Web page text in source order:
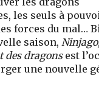
les seuls à
forces du mal…
saison,
des dragonsest
une nouvelle